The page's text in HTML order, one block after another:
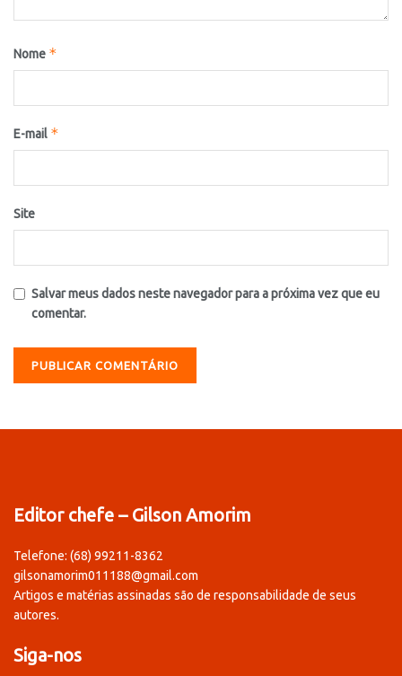
Nome *
E-mail *
Site
Salvar meus dados neste navegador para a próxima vez que eu
comentar.
Editor chefe – Gilson Amorim
Telefone: (68) 99211-8362
gilsonamorim011188@gmail.com
Artigos e matérias assinadas são de responsabilidade de seus
autores.
Siga-nos